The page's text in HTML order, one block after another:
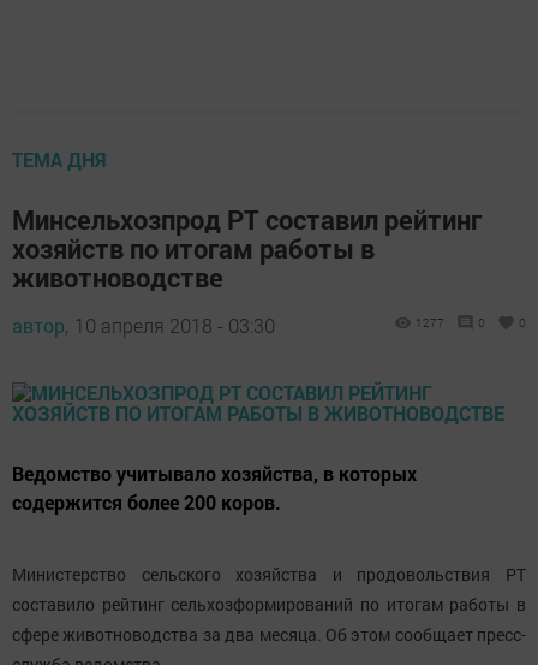
ТЕМА ДНЯ
Минсельхозпрод РТ составил рейтинг
хозяйств по итогам работы в
животноводстве
автор, 10 апреля 2018 - 03:30 1277 0 0
Ведомство учитывало хозяйства, в которых
содержится более 200 коров.
Министерство сельского хозяйства и продовольствия РТ
составило рейтинг сельхозформирований по итогам работы в
сфере животноводства за два месяца. Об этом сообщает пресс-